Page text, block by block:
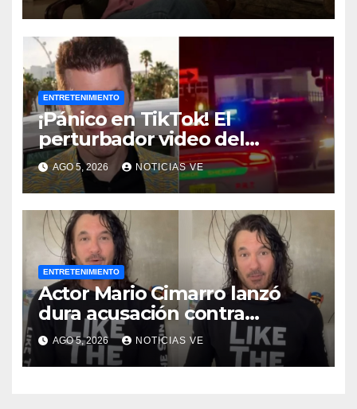
ENTRETENIMIENTO
¡Pánico en TikTok! El
perturbador video del
famoso influencer Perez
Hilton que obligó a sus fans a
pedir ayuda médica
AGO 5, 2026 NOTICIAS VE
ENTRETENIMIENTO
Actor Mario Cimarro lanzó
dura acusación contra
Telemundo y advirtió que lo
que hacen en su contra es
ilegal en EEUU
AGO 5, 2026 NOTICIAS VE